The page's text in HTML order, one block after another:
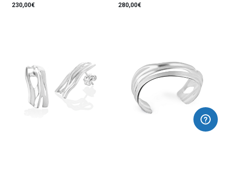
230,00€ 280,00€